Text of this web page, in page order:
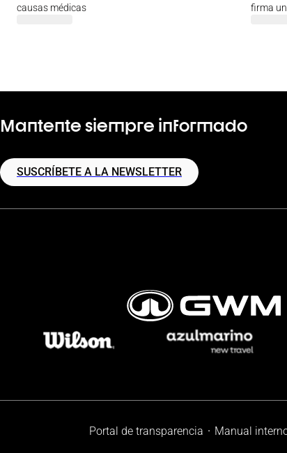
causas médicas
firma
Mantente siempre informado
SUSCRÍBETE A LA NEWSLETTER
Portal de transparencia Manual